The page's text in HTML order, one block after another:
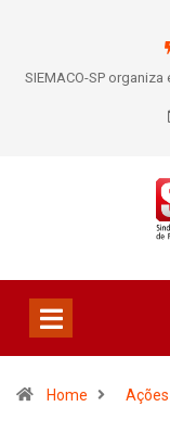
SIEMACO-SP
Lapa e
Home